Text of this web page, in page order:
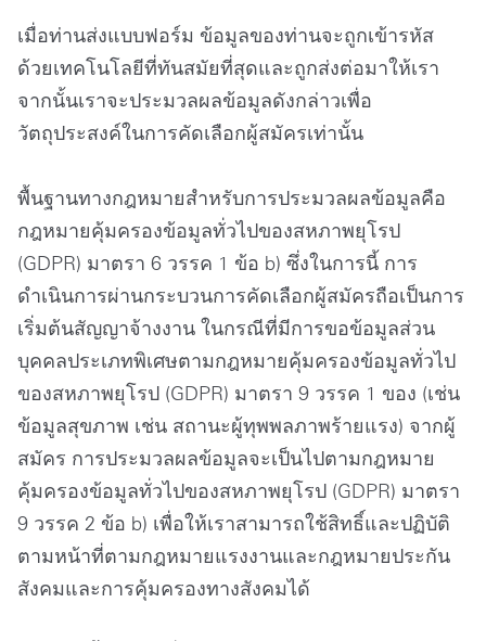
เมื่อท่านส่งแบบฟอร์ม ข้อมูลของท่านจะถูกเข้ารหัส
ด้วยเทคโนโลยีที่ทันสมัยที่สุดและถูกส่งต่อมาให้เรา
จากนั้นเราจะประมวลผลข้อมูลดังกล่าวเพื่อ
วัตถุประสงค์ในการคัดเลือกผู้สมัครเท่านั้น
พื้นฐานทางกฎหมายสำหรับการประมวลผลข้อมูลคือ
กฎหมายคุ้มครองข้อมูลทั่วไปของสหภาพยุโรป
(GDPR) มาตรา 6 วรรค 1 ข้อ b) ซึ่งในการนี้ การ
ดำเนินการผ่านกระบวนการคัดเลือกผู้สมัครถือเป็นการ
เริ่มต้นสัญญาจ้างงาน ในกรณีที่มีการขอข้อมูลส่วน
บุคคลประเภทพิเศษตามกฎหมายคุ้มครองข้อมูลทั่วไป
ของสหภาพยุโรป (GDPR) มาตรา 9 วรรค 1 ของ (เช่น
ข้อมูลสุขภาพ เช่น สถานะผู้ทุพพลภาพร้ายแรง) จากผู้
สมัคร การประมวลผลข้อมูลจะเป็นไปตามกฎหมาย
คุ้มครองข้อมูลทั่วไปของสหภาพยุโรป (GDPR) มาตรา
9 วรรค 2 ข้อ b) เพื่อให้เราสามารถใช้สิทธิ์และปฏิบัติ
ตามหน้าที่ตามกฎหมายแรงงานและกฎหมายประกัน
สังคมและการคุ้มครองทางสังคมได้